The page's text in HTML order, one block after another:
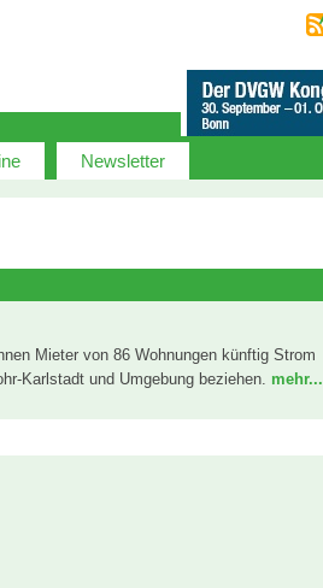
Newsletter
Mieter von 86 Wohnungen künftig Strom
Karlstadt und Umgebung beziehen. mehr...